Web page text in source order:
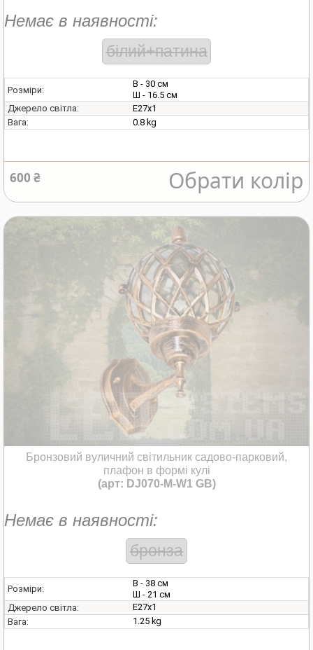
Немає в наявності:
білий+патина
Розміри:
В - 30 см
Ш - 16.5 см
Джерело світла:
E27х1
Вага:
0.8 kg
600 ₴ Обрати колір
Бронзовий вуличний світильник садово-парковий,
плафон в формі кулі
(арт: DJ070-M-W1 GB)
Немає в наявності:
бронза
Розміри:
В - 38 см
Ш - 21 см
Джерело світла:
E27х1
Вага:
1.25 kg